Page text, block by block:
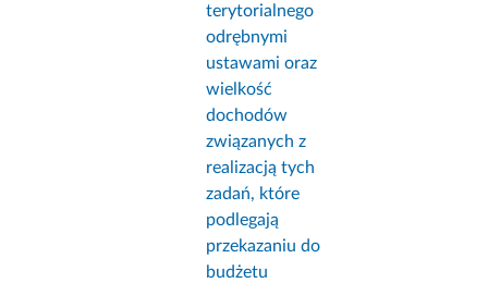
terytorialnego
odrębnymi
ustawami oraz
wielkość
dochodów
związanych z
realizacją tych
zadań, które
podlegają
przekazaniu do
budżetu